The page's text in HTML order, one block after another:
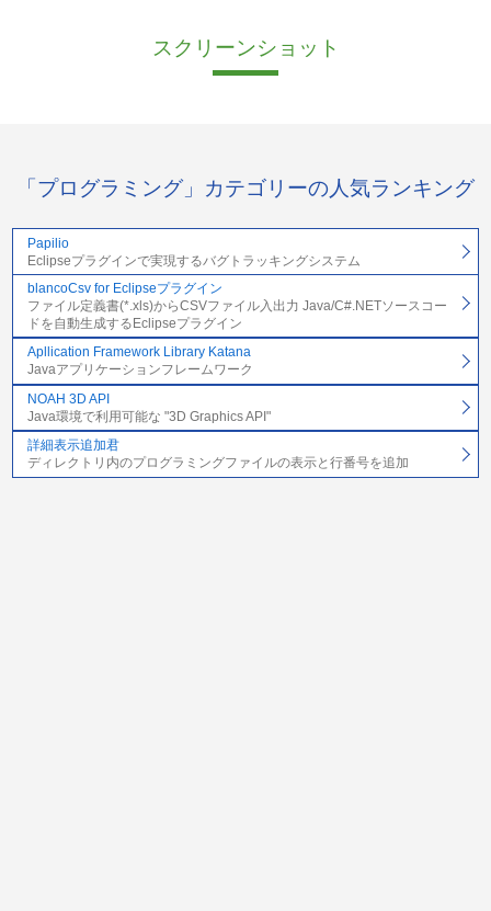
スクリーンショット
「プログラミング」カテゴリーの人気ランキング
Papilio
Eclipseプラグインで実現するバグトラッキングシステム
blancoCsv for Eclipseプラグイン
ファイル定義書(*.xls)からCSVファイル入出力 Java/C#.NETソースコー
ドを自動生成するEclipseプラグイン
Apllication Framework Library Katana
Javaアプリケーションフレームワーク
NOAH 3D API
Java環境で利用可能な "3D Graphics API"
詳細表示追加君
ディレクトリ内のプログラミングファイルの表示と行番号を追加